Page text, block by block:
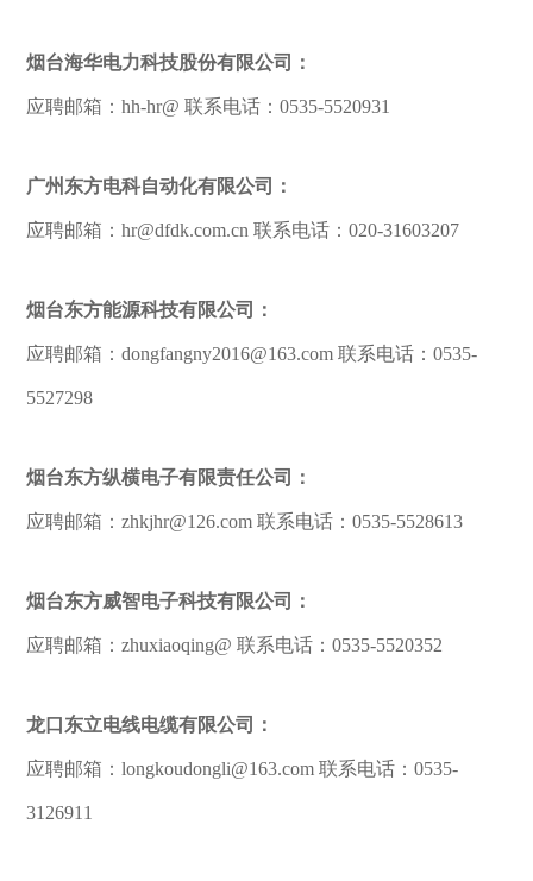
烟台海华电力科技股份有限公司：
应聘邮箱：hh-hr@ 联系电话：0535-5520931
广州东方电科自动化有限公司：
应聘邮箱：hr@dfdk.com.cn 联系电话：020-31603207
烟台东方能源科技有限公司：
应聘邮箱：dongfangny2016@163.com 联系电话：0535-
5527298
烟台东方纵横电子有限责任公司：
应聘邮箱：zhkjhr@126.com 联系电话：0535-5528613
烟台东方威智电子科技有限公司：
应聘邮箱：zhuxiaoqing@ 联系电话：0535-5520352
龙口东立电线电缆有限公司：
应聘邮箱：longkoudongli@163.com 联系电话：0535-
3126911